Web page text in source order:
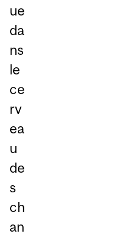
ue
da
ns
le
ce
rv
ea
u
de
s
ch
an